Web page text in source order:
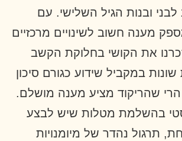
ובנות הגיל השלישי. עם
מענה חשוב לשינויים מרכזיים
את הקושי בחלוקת הקשב
שונות במקביל שידוע כגורם סיכון
הרי שהריקוד מציע מענה מושלם.
בהשלמת מטלות שיש לבצע
תרגול נהדר של מיומנויות